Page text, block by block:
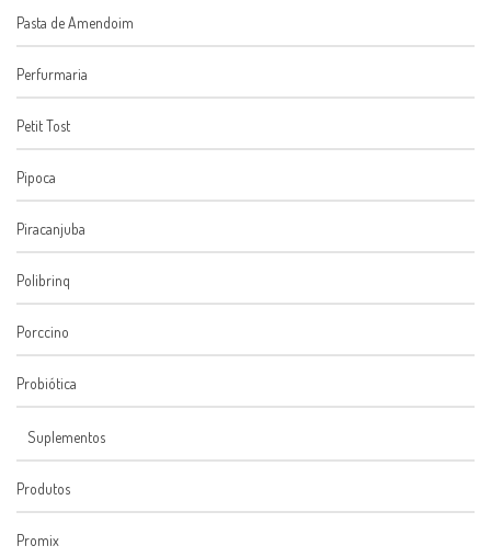
Pasta de Amendoim
Perfurmaria
Petit Tost
Pipoca
Piracanjuba
Polibrinq
Porccino
Probiótica
Suplementos
Produtos
Promix